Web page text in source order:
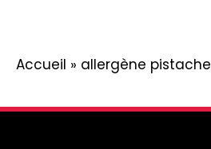
Accueil » allergène pistache